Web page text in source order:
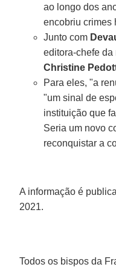
ao longo dos
encobriu crimes
Junto com
editora-chefe
Christine
Para eles, "a
"um sinal de
instituição que
Seria um novo
reconquistar a
A informação é
2021.
Todos os bispos da